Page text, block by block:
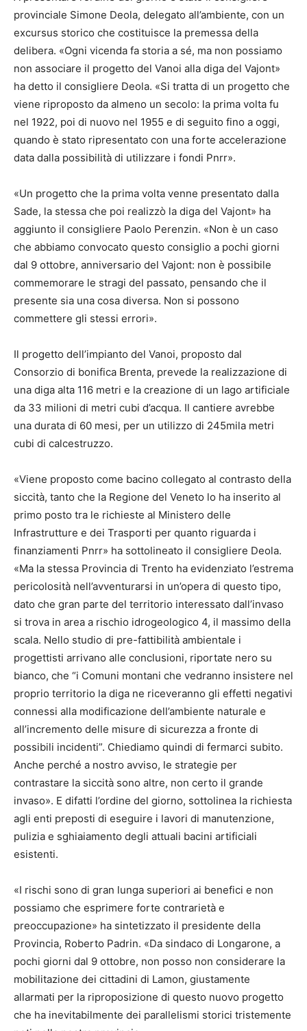
provinciale Simone Deola, delegato all’ambiente, con un
excursus storico che costituisce la premessa della
delibera. «Ogni vicenda fa storia a sé, ma non possiamo
non associare il progetto del Vanoi alla diga del Vajont»
ha detto il consigliere Deola. «Si tratta di un progetto che
viene riproposto da almeno un secolo: la prima volta fu
nel 1922, poi di nuovo nel 1955 e di seguito fino a oggi,
quando è stato ripresentato con una forte accelerazione
data dalla possibilità di utilizzare i fondi Pnrr».
«Un progetto che la prima volta venne presentato dalla
Sade, la stessa che poi realizzò la diga del Vajont» ha
aggiunto il consigliere Paolo Perenzin. «Non è un caso
che abbiamo convocato questo consiglio a pochi giorni
dal 9 ottobre, anniversario del Vajont: non è possibile
commemorare le stragi del passato, pensando che il
presente sia una cosa diversa. Non si possono
commettere gli stessi errori».
Il progetto dell’impianto del Vanoi, proposto dal
Consorzio di bonifica Brenta, prevede la realizzazione di
una diga alta 116 metri e la creazione di un lago artificiale
da 33 milioni di metri cubi d’acqua. Il cantiere avrebbe
una durata di 60 mesi, per un utilizzo di 245mila metri
cubi di calcestruzzo.
«Viene proposto come bacino collegato al contrasto della
siccità, tanto che la Regione del Veneto lo ha inserito al
primo posto tra le richieste al Ministero delle
Infrastrutture e dei Trasporti per quanto riguarda i
finanziamenti Pnrr» ha sottolineato il consigliere Deola.
«Ma la stessa Provincia di Trento ha evidenziato l’estrema
pericolosità nell’avventurarsi in un’opera di questo tipo,
dato che gran parte del territorio interessato dall’invaso
si trova in area a rischio idrogeologico 4, il massimo della
scala. Nello studio di pre-fattibilità ambientale i
progettisti arrivano alle conclusioni, riportate nero su
bianco, che “i Comuni montani che vedranno insistere nel
proprio territorio la diga ne riceveranno gli effetti negativi
connessi alla modificazione dell’ambiente naturale e
all’incremento delle misure di sicurezza a fronte di
possibili incidenti”. Chiediamo quindi di fermarci subito.
Anche perché a nostro avviso, le strategie per
contrastare la siccità sono altre, non certo il grande
invaso». E difatti l’ordine del giorno, sottolinea la richiesta
agli enti preposti di eseguire i lavori di manutenzione,
pulizia e sghiaiamento degli attuali bacini artificiali
esistenti.
«I rischi sono di gran lunga superiori ai benefici e non
possiamo che esprimere forte contrarietà e
preoccupazione» ha sintetizzato il presidente della
Provincia, Roberto Padrin. «Da sindaco di Longarone, a
pochi giorni dal 9 ottobre, non posso non considerare la
mobilitazione dei cittadini di Lamon, giustamente
allarmati per la riproposizione di questo nuovo progetto
che ha inevitabilmente dei parallelismi storici tristemente